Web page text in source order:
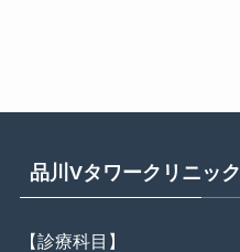
品川Vタワークリニック
【診療科目】